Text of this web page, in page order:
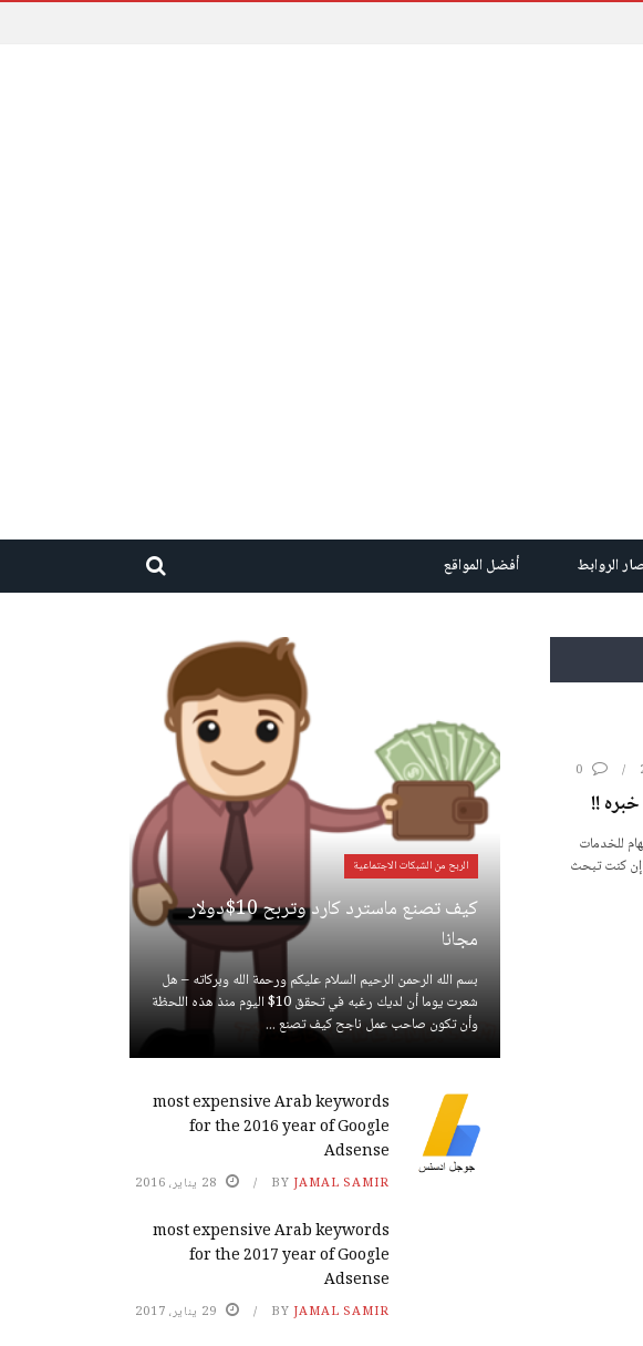
الروابط أفضل المواقع
0
!!
للخدمات
إن كنت تبحث
الربح من الشبكات الاجتماعية
كيف تصنع ماسترد كارد وتربح 10$دولار
مجانا
بسم الله الرحمن الرحيم السلام عليكم ورحمة الله وبركاته – هل
شعرت يوما أن لديك رغبه في تحقق 10$ اليوم منذ هذه اللحظة
وأن تكون صاحب عمل ناجح كيف تصنع ...
most expensive Arab keywords
for the 2016 year of Google
Adsense
BY JAMAL SAMIR 28 يناير، 2016
most expensive Arab keywords
for the 2017 year of Google
Adsense
BY JAMAL SAMIR 29 يناير، 2017